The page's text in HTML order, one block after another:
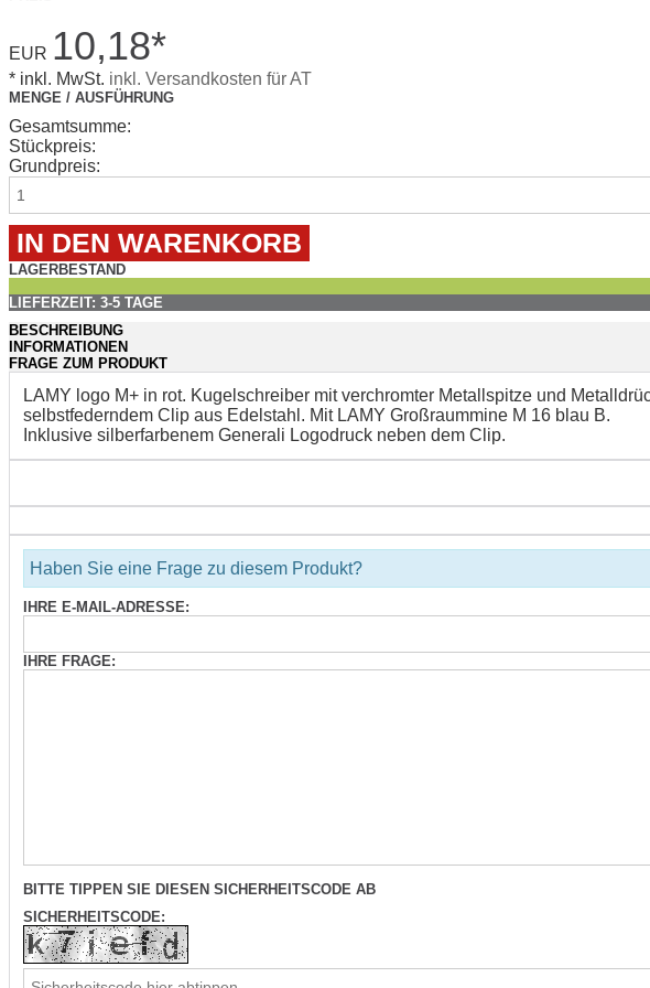
EUR 10,18*
* inkl. MwSt. inkl. Versandkosten für AT
MENGE / AUSFÜHRUNG
Gesamtsumme:
Stückpreis:
Grundpreis:
LAGERBESTAND
LIEFERZEIT: 3-5 TAGE
BESCHREIBUNG
INFORMATIONEN
FRAGE ZUM PRODUKT
LAMY logo M+ in rot. Kugelschreiber mit verchromter Metallspitze und
selbstfederndem Clip aus Edelstahl. Mit LAMY Großraummine M 16 blau B.
Inklusive silberfarbenem Generali Logodruck neben dem Clip.
Haben Sie eine Frage zu diesem Produkt?
IHRE E-MAIL-ADRESSE:
IHRE FRAGE:
BITTE TIPPEN SIE DIESEN SICHERHEITSCODE AB
SICHERHEITSCODE: